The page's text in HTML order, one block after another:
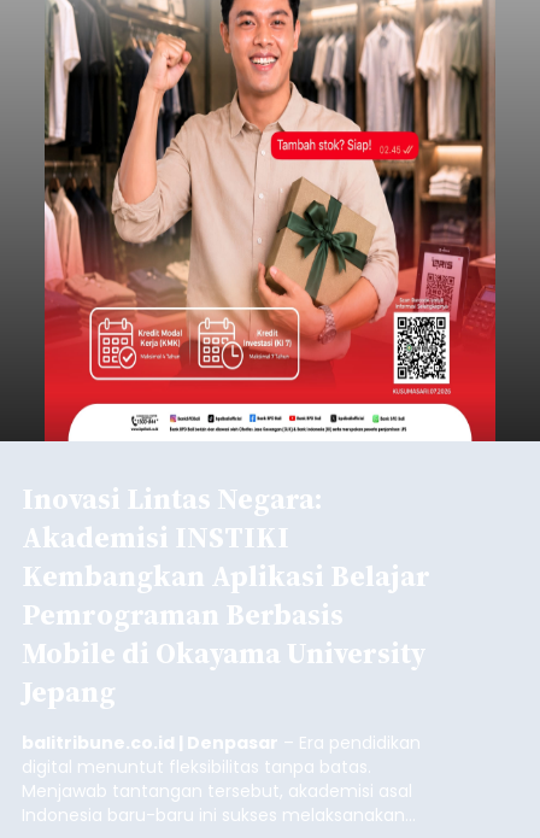
Inovasi Lintas Negara:
Akademisi INSTIKI
Kembangkan Aplikasi Belajar
Pemrograman Berbasis
Mobile di Okayama University
Jepang
balitribune.co.id | Denpasar – Era pendidikan
digital menuntut fleksibilitas tanpa batas.
Menjawab tantangan tersebut, akademisi asal
Indonesia baru-baru ini sukses melaksanakan